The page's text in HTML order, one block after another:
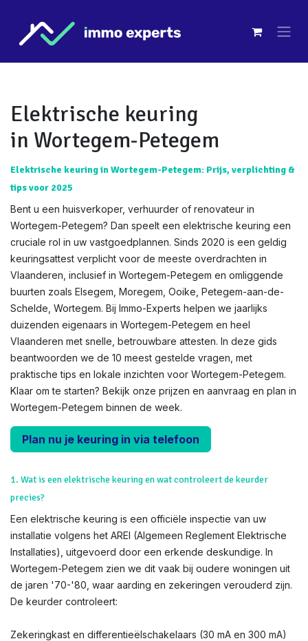
Elektrische keuring
in Wortegem-Petegem
Elektrische keuring in Wortegem-Petegem: Prijs, verplichting &
tips voor 2025
Bent u een huisverkoper, verhuurder of renovateur in
Wortegem-Petegem? Dan speelt een elektrische keuring een
cruciale rol in uw vastgoedplannen. Sinds 2020 is een geldig
keuringsattest verplicht voor de meeste overdrachten in
Vlaanderen, inclusief in Wortegem-Petegem en omliggende
buurten zoals Elsegem, Moregem, Ooike, Petegem-aan-de-
Schelde, Wortegem. Bij Immo-Experts helpen we jaarlijks
duizenden eigenaars in Wortegem-Petegem en heel
Vlaanderen met snelle, betrouwbare attesten. In deze gids
beantwoorden we de 10 meest gestelde vragen, met
praktische tips en lokale inzichten voor Wortegem-Petegem.
Klaar om te starten? Bekijk onze prijzen en aanvraag en plan in
Wortegem-Petegem binnen de week.
Plan nu je keuring in via telefoon
1. Wat is een elektrische keuring en wat controleert de keurder
precies?
Een elektrische keuring is een officiële inspectie van uw
installatie volgens het AREI (Algemeen Reglement Elektrische
Installaties), uitgevoerd door een erkende deskundige. In
Wortegem-Petegem zien we dit vaak bij oudere woningen uit
de jaren '70-'80, waar aarding en zekeringen verouderd zijn.
De keurder controleert:
Zekeringkast en differentieëlschakelaars (30 mA en 300 mA)